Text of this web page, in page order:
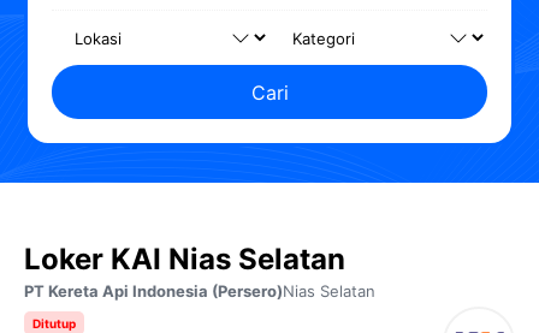
Cari
Loker KAI Nias Selatan
PT Kereta Api Indonesia (Persero)Nias Selatan
Ditutup